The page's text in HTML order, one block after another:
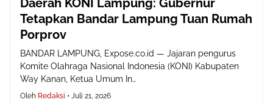
Daerah KONI Lampung: Gubernur
Tetapkan Bandar Lampung Tuan Rumah
Porprov
BANDAR LAMPUNG, Expose.co.id — Jajaran pengurus
Komite Olahraga Nasional Indonesia (KONI) Kabupaten
Way Kanan, Ketua Umum In…
Oleh Redaksi • Juli 21, 2026